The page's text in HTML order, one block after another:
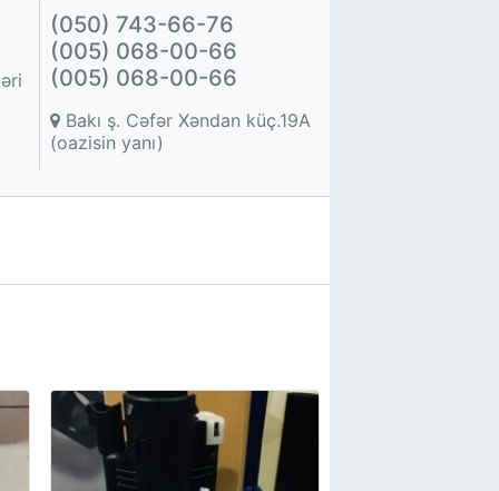
(050) 743-66-76
(005) 068-00-66
(005) 068-00-66
Bakı ş. Cəfər Xəndan küç.19A
(oazisin yanı)